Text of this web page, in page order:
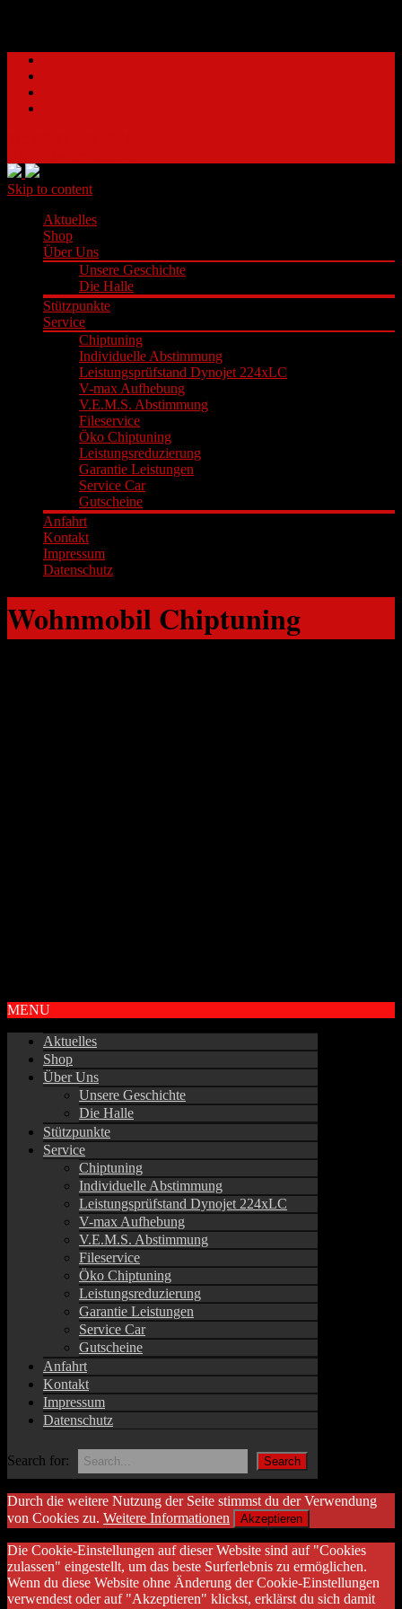
Skip to content
Aktuelles
Shop
Über Uns
Unsere Geschichte
Die Halle
Stützpunkte
Service
Chiptuning
Individuelle Abstimmung
Leistungsprüfstand Dynojet 224xLC
V-max Aufhebung
V.E.M.S. Abstimmung
Fileservice
Öko Chiptuning
Leistungsreduzierung
Garantie Leistungen
Service Car
Gutscheine
Anfahrt
Kontakt
Impressum
Datenschutz
Wohnmobil Chiptuning
MENU
Aktuelles
Shop
Über Uns
Unsere Geschichte
Die Halle
Stützpunkte
Service
Chiptuning
Individuelle Abstimmung
Leistungsprüfstand Dynojet 224xLC
V-max Aufhebung
V.E.M.S. Abstimmung
Fileservice
Öko Chiptuning
Leistungsreduzierung
Garantie Leistungen
Service Car
Gutscheine
Anfahrt
Kontakt
Impressum
Datenschutz
Search for:
Durch die weitere Nutzung der Seite stimmst du der Verwendung
von Cookies zu. Weitere Informationen Akzeptieren
Die Cookie-Einstellungen auf dieser Website sind auf "Cookies
zulassen" eingestellt, um das beste Surferlebnis zu ermöglichen.
Wenn du diese Website ohne Änderung der Cookie-Einstellungen
verwendest oder auf "Akzeptieren" klickst, erklärst du sich damit